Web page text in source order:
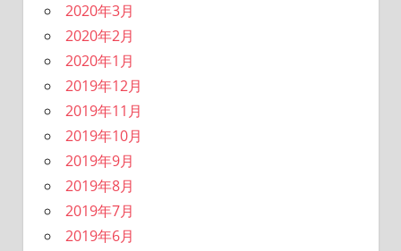
2020年3月
2020年2月
2020年1月
2019年12月
2019年11月
2019年10月
2019年9月
2019年8月
2019年7月
2019年6月